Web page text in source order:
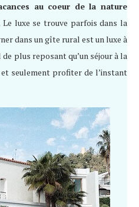
au coeur de la nature
Le luxe se trouve parfois dans la
dans un gîte rural est un luxe à
plus reposant qu’un séjour à la
seulement profiter de l’instant